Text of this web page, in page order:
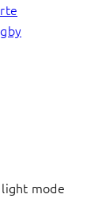
mode